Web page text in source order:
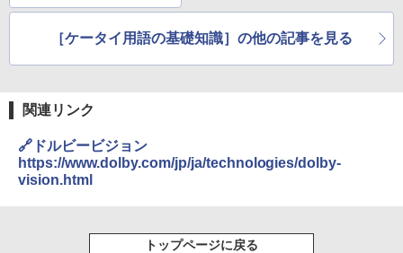
［ケータイ用語の基礎知識］の他の記事を見る
関連リンク
🔗ドルビービジョン
https://www.dolby.com/jp/ja/technologies/dolby-
vision.html
トップページに戻る